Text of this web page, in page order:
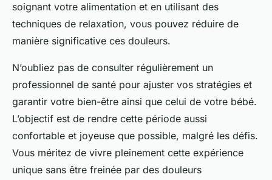
soignant votre alimentation et en utilisant des
techniques de relaxation, vous pouvez réduire de
manière significative ces douleurs.
N’oubliez pas de consulter régulièrement un
professionnel de santé pour ajuster vos stratégies et
garantir votre bien-être ainsi que celui de votre bébé.
L’objectif est de rendre cette période aussi
confortable et joyeuse que possible, malgré les défis.
Vous méritez de vivre pleinement cette expérience
unique sans être freinée par des douleurs